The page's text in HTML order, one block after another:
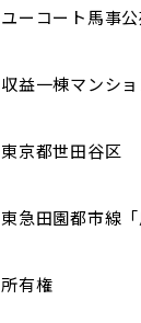
ユーコート馬事
収益一棟マンシ
東京都世田谷区
東急田園都市線
所有権